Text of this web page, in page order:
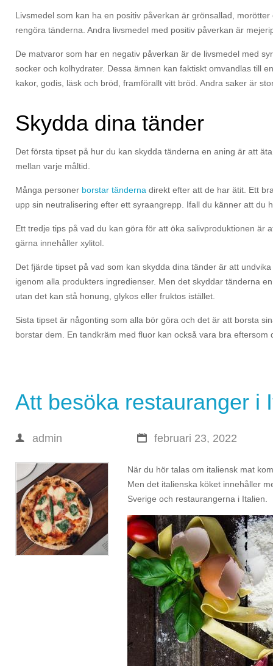
Livsmedel som kan ha en positiv påverkan är grönsallad,
rengöra tänderna. Andra livsmedel med positiv påverkan är
De matvaror som har en negativ påverkan är de livsmedel med
socker och kolhydrater. Dessa ämnen kan faktiskt omvandlas till
kakor, godis, läsk och bröd, framförallt vitt bröd. Andra saker är
Skydda dina tänder
Det första tipset på hur du kan skydda tänderna en aning är att
mellan varje måltid.
Många personer borstar tänderna direkt efter att de har ätit. Ett
upp sin neutralisering efter ett syraangrepp. Ifall du känner att
Ett tredje tips på vad du kan göra för att öka salivproduktionen
gärna innehåller xylitol.
Det fjärde tipset på vad som kan skydda dina tänder är att
igenom alla produkters ingredienser. Men det skyddar tänderna
utan det kan stå honung, glykos eller fruktos istället.
Sista tipset är någonting som alla bör göra och det är att borsta
borstar dem. En tandkräm med fluor kan också vara bra eftersom
Att besöka restauranger i
admin februari 23, 2022
När du hör talas om italiensk mat
Men det italienska köket innehåller
Sverige och restaurangerna i Italien.